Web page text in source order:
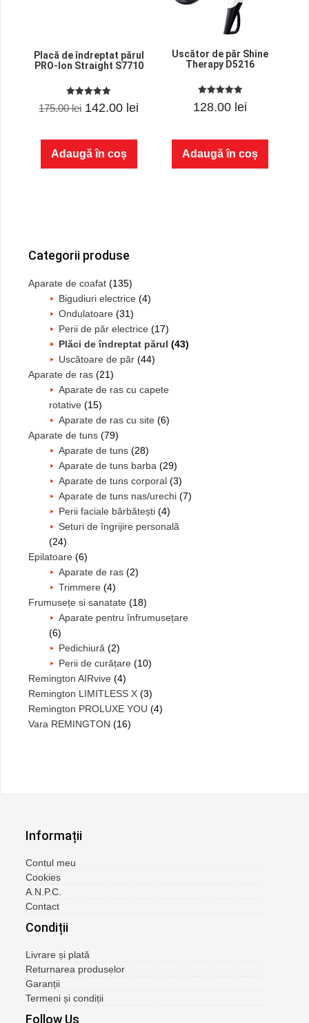
Placă de îndreptat părul
PRO-Ion Straight S7710
5.00
out of 5
175.00lei Prețul
a
fost:
142.00 lei
142.00 lei.
Adaugă în coș
Uscător de păr Shine
Therapy D5216
5.00
out of 5
128.00 lei
Adaugă în coș
Categorii produse
Aparate de coafat (135)
Bigudiuri electrice (4)
Ondulatoare (31)
Perii de păr electrice (17)
Plăci de îndreptat părul (43)
Uscătoare de păr (44)
Aparate de ras (21)
Aparate de ras cu capete
rotative (15)
Aparate de ras cu site (6)
Aparate de tuns (79)
Aparate de tuns (28)
Aparate de tuns barba (29)
Aparate de tuns corporal (3)
Aparate de tuns nas/urechi (7)
Perii faciale bărbătești (4)
Seturi de îngrijire personală
(24)
Epilatoare (6)
Aparate de ras (2)
Trimmere (4)
Frumusețe si sanatate (18)
Aparate pentru înfrumusețare
(6)
Pedichiură (2)
Perii de curățare (10)
Remington AIRvive (4)
Remington LIMITLESS X (3)
Remington PROLUXE YOU (4)
Vara REMINGTON (16)
Informații
Contul meu
Cookies
A.N.P.C.
Contact
Condiții
Livrare și plată
Returnarea produselor
Garanții
Termeni și condiții
Follow Us